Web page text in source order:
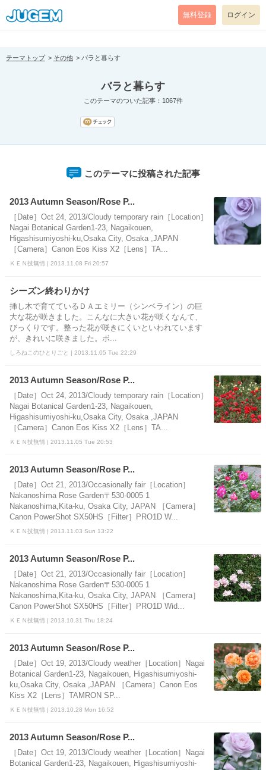
[pear_error: message="Success" code=0 mode=return level=notice
prefix="" info=""]
無料登録 ログイン
テーマトップ その他 バラと暮らす
バラと暮らす
このテーマのついた記事：1067件
このテーマに投稿された記事
2013 Autumn Season/Rose P...
［Date］Oct 24, 2013/Cloudy temporary rain［Location］
Nagai Botanical Garden1-23, Nagaikouen,
Higashisumiyoshi-ku,Osaka City, Osaka ,JAPAN
［Camera］Canon Eos Kiss X2［Lens］TA...
ＫＥＮ技無情 | 2013.11.08 Fri 20:57
シーズン終わりかけ
挿し木で育てているＤＡエミリー（シンベライン）の巨
大な花が咲きました。こんなに大きい花が咲くなんて、
びっくりです。整った花が咲きにくいといわれています
が、きれいに咲きました。ボ...
しろねこのひとりごと | 2013.11.05 Tue 22:29
2013 Autumn Season/Rose P...
［Date］Oct 24, 2013/Cloudy temporary rain［Location］
Nagai Botanical Garden1-23, Nagaikouen,
Higashisumiyoshi-ku,Osaka City, Osaka ,JAPAN
［Camera］Canon Eos Kiss X2［Lens］TA...
ＫＥＮ技無情 | 2013.11.05 Tue 20:53
2013 Autumn Season/Rose P...
［Date］Oct 21, 2013/Occasionally fair［Location］
Nakanoshima Rose Garden〒530-0005 1
Nakanoshima,Kita-ku, Osaka City, JAPAN ［Camera］
Canon PowerShot SX50HS［Filter］PRO1D W...
ＫＥＮ技無情 | 2013.11.03 Sun 13:22
2013 Autumn Season/Rose P...
［Date］Oct 21, 2013/Occasionally fair［Location］
Nakanoshima Rose Garden〒530-0005 1
Nakanoshima,Kita-ku, Osaka City, JAPAN ［Camera］
Canon PowerShot SX50HS［Filter］PRO1D Wid...
ＫＥＮ技無情 | 2013.10.31 Thu 18:24
2013 Autumn Season/Rose P...
［Date］Oct 19, 2013/Cloudy weather［Location］Nagai
Botanical Garden1-23, Nagaikouen, Higashisumiyoshi-
ku,Osaka City, Osaka ,JAPAN ［Camera］Canon Eos
Kiss X2［Lens］TAMRON SP...
ＫＥＮ技無情 | 2013.10.28 Mon 16:52
2013 Autumn Season/Rose P...
［Date］Oct 19, 2013/Cloudy weather［Location］Nagai
Botanical Garden1-23, Nagaikouen, Higashisumiyoshi-